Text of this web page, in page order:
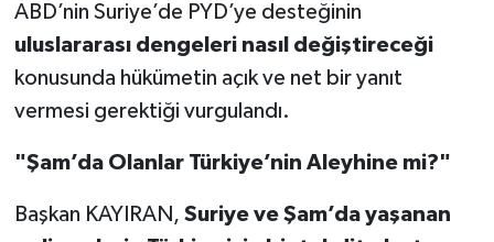
ABD’nin Suriye’de PYD’ye desteğinin
uluslararası dengeleri nasıl değiştireceği
konusunda hükümetin açık ve net bir yanıt
vermesi gerektiği vurgulandı.
"Şam’da Olanlar Türkiye’nin Aleyhine mi?"
Başkan KAYIRAN, Suriye ve Şam’da yaşanan